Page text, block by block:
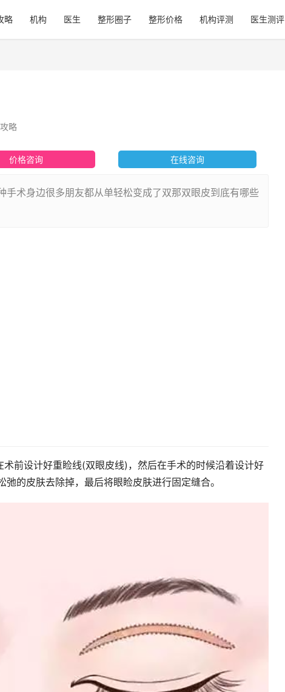
略 机构 医生 整形圈子 整形价格 机构评测 医生测评
略
价格咨询 在线咨询
术身边很多朋友都从单轻松变成了双那双眼皮到底有哪些
前设计好重睑线(双眼皮线)，然后在手术的时候沿着设计好
的皮肤去除掉，最后将眼睑皮肤进行固定缝合。